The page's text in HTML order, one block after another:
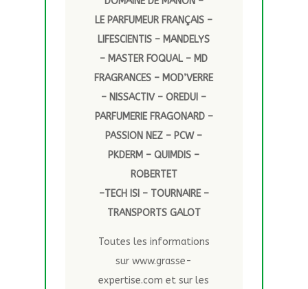
LE PARFUMEUR FRANÇAIS –
LIFESCIENTIS – MANDELYS
– MASTER FOQUAL – MD
FRAGRANCES – MOD’VERRE
– NISSACTIV – OREDUI –
PARFUMERIE FRAGONARD –
PASSION NEZ – PCW –
PKDERM – QUIMDIS –
ROBERTET
–TECH ISI – TOURNAIRE –
TRANSPORTS GALOT
Toutes les informations
sur www.grasse-
expertise.com et sur les